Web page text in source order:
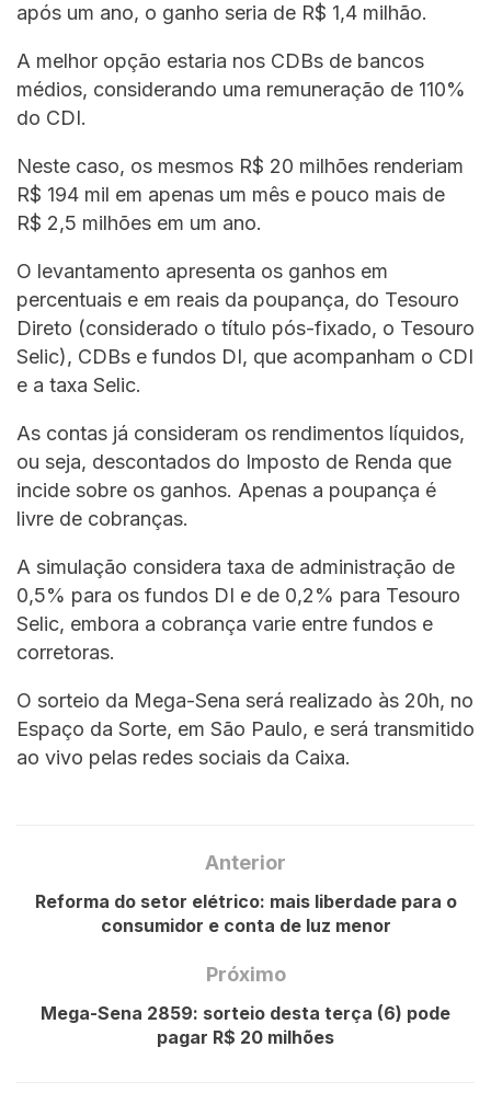
após um ano, o ganho seria de R$ 1,4 milhão.
A melhor opção estaria nos CDBs de bancos
médios, considerando uma remuneração de 110%
do CDI.
Neste caso, os mesmos R$ 20 milhões renderiam
R$ 194 mil em apenas um mês e pouco mais de
R$ 2,5 milhões em um ano.
O levantamento apresenta os ganhos em
percentuais e em reais da poupança, do Tesouro
Direto (considerado o título pós-fixado, o Tesouro
Selic), CDBs e fundos DI, que acompanham o CDI
e a taxa Selic.
As contas já consideram os rendimentos líquidos,
ou seja, descontados do Imposto de Renda que
incide sobre os ganhos. Apenas a poupança é
livre de cobranças.
A simulação considera taxa de administração de
0,5% para os fundos DI e de 0,2% para Tesouro
Selic, embora a cobrança varie entre fundos e
corretoras.
O sorteio da Mega-Sena será realizado às 20h, no
Espaço da Sorte, em São Paulo, e será transmitido
ao vivo pelas redes sociais da Caixa.
Anterior
Reforma do setor elétrico: mais liberdade para o
consumidor e conta de luz menor
Próximo
Mega-Sena 2859: sorteio desta terça (6) pode
pagar R$ 20 milhões